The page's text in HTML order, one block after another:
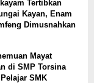
Tertibkan
Kayan, Enam
Dimusnahkan
Mayat
di SMP Torsina
SMK